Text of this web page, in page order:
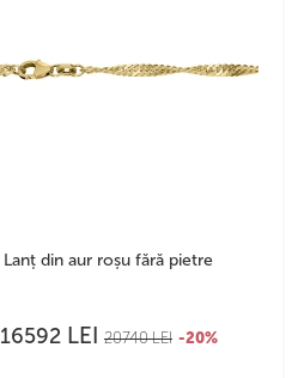
Lanț din aur roșu fără pietre
16592 LEI 20740LEI -20%